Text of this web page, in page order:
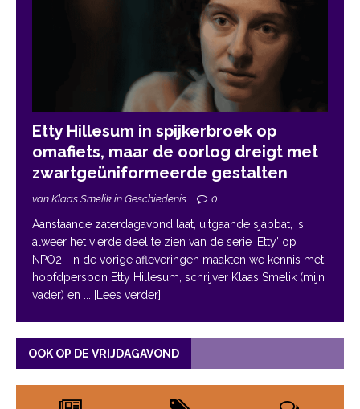
Etty Hillesum in spijkerbroek op
omafiets, maar de oorlog dreigt met
zwartgeüniformeerde gestalten
van Klaas Smelik in Geschiedenis 0
Aanstaande zaterdagavond laat, uitgaande sjabbat, is
alweer het vierde deel te zien van de serie ‘Etty’ op
NPO2. In de vorige afleveringen maakten we kennis met
hoofdpersoon Etty Hillesum, schrijver Klaas Smelik (mijn
vader) en
... [Lees verder]
OOK OP DE VRIJDAGAVOND